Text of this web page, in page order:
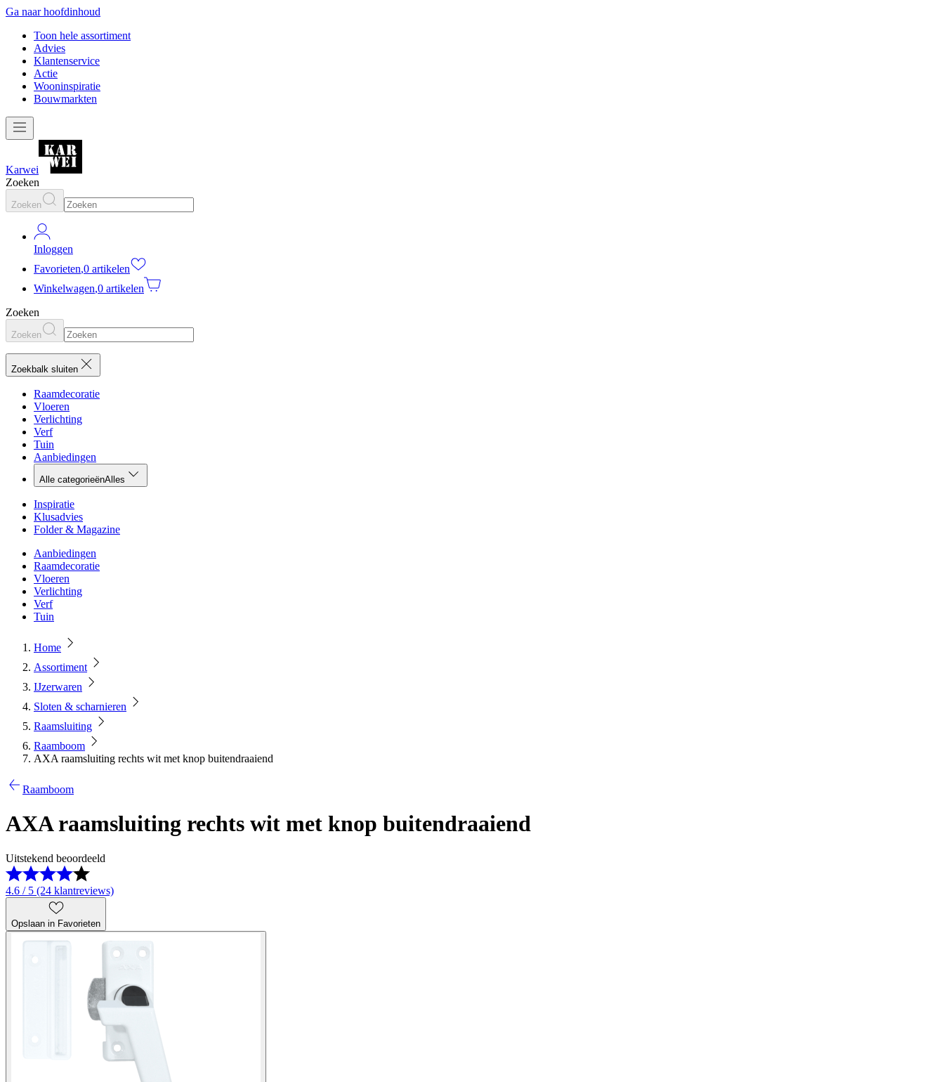
Ga naar hoofdinhoud
Toon hele assortiment
Advies
Klantenservice
Actie
Wooninspiratie
Bouwmarkten
Karwei
Zoeken
Zoeken
Inloggen
Favorieten,0 artikelen
Winkelwagen,0 artikelen
Zoeken
Zoeken
Zoekbalk sluiten
Raamdecoratie
Vloeren
Verlichting
Verf
Tuin
Aanbiedingen
Alle categorieënAlles
Inspiratie
Klusadvies
Folder & Magazine
Aanbiedingen
Raamdecoratie
Vloeren
Verlichting
Verf
Tuin
Home
Assortiment
IJzerwaren
Sloten & scharnieren
Raamsluiting
Raamboom
AXA raamsluiting rechts wit met knop buitendraaiend
Raamboom
AXA raamsluiting rechts wit met knop buitendraaiend
Uitstekend beoordeeld
4.6 / 5 (24 klantreviews)
Opslaan in Favorieten